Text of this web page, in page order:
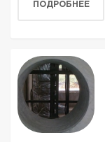
ПОДРОБНЕЕ